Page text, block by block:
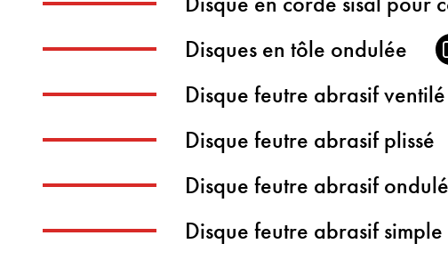
Disques en tôle ondulée
Disque feutre abrasif ventilé
Disque feutre abrasif plissé
Disque feutre abrasif ondulé
Disque feutre abrasif simple